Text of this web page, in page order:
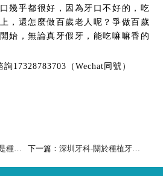
幾乎都很好，因為牙口不好的，吃
，還怎麼做百歲老人呢？爭做百歲
始，無論真牙假牙，能吃嘛嘛香的
17328783703（Wechat同號）
多少錢？ 下一篇： 深圳牙科-關於種植牙的那些事